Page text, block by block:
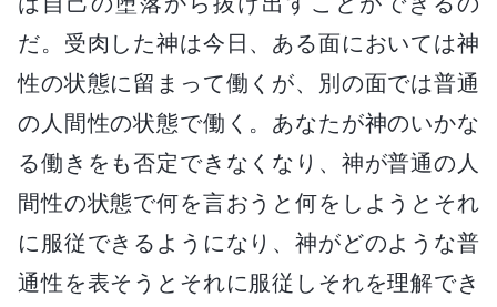
だ。受肉した神は今日、ある面においては神
性の状態に留まって働くが、別の面では普通
の人間性の状態で働く。あなたが神のいかな
る働きをも否定できなくなり、神が普通の人
間性の状態で何を言おうと何をしようとそれ
に服従できるようになり、神がどのような普
通性を表そうとそれに服従しそれを理解でき